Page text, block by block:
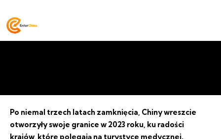
Po niemal trzech latach zamknięcia, Chiny wreszcie
otworzyły swoje granice w 2023 roku, ku radości
krajów, które polegają na turystyce medycznej.